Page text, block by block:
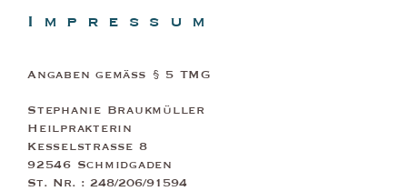
Impressum
Angaben gemäß § 5 TMG
Stephanie Braukmüller
Heilprakterin
Kesselstraße 8
92546 Schmidgaden
St. Nr. : 248/206/91594